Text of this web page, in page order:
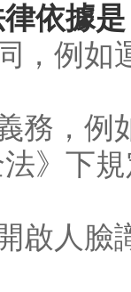
依據是
，例
務，
》下
啟人